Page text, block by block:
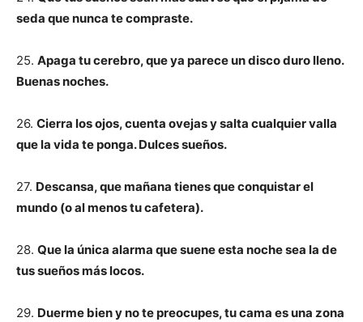
seda que nunca te compraste.
25. Apaga tu cerebro, que ya parece un disco duro lleno.
Buenas noches.
26. Cierra los ojos, cuenta ovejas y salta cualquier valla
que la vida te ponga. Dulces sueños.
27. Descansa, que mañana tienes que conquistar el
mundo (o al menos tu cafetera).
28. Que la única alarma que suene esta noche sea la de
tus sueños más locos.
29. Duerme bien y no te preocupes, tu cama es una zona